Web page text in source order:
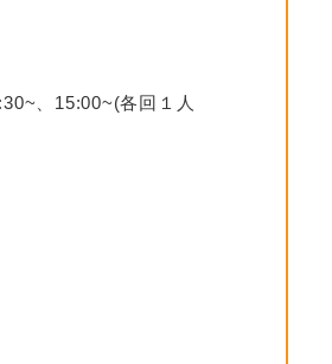
、15:00~(各回１人